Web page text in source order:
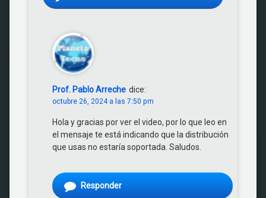
Prof. Pablo Arreche dice:
octubre 26, 2024 a las 7:50 pm
Hola y gracias por ver el video, por lo que leo en
el mensaje te está indicando que la distribución
que usas no estaría soportada. Saludos.
Responder